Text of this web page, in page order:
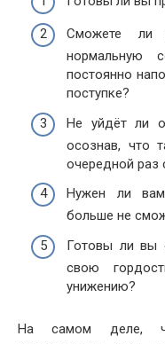
Сможете ли
нормальную
постоянно
поступке?
Не уйдёт ли
осознав, что
очередной раз
Нужен ли
больше не
Готовы ли вы
свою
унижению?
На самом деле,